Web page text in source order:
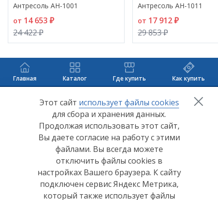
Антресоль АН-1001
от 14 653 ₽
24 422 ₽
Антресоль АН-1011
от 17 912 ₽
29 853 ₽
Главная Каталог Где купить Как купить
+7 (8412) 65-33-00
info@lerom.ru
Согласие на обработку персональных данных
Политика конфиденциальности
Согласие на обработку персональных данных Яндекс
Этот сайт использует файлы cookies
для сбора и хранения данных.
Продолжая использовать этот сайт,
Вы даете согласие на работу с этими
файлами. Вы всегда можете
отключить файлы cookies в
настройках Вашего браузера. К сайту
подключен сервис Яндекс Метрика,
который также использует файлы